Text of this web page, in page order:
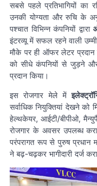
सबसे पहले प्रतिभागियों का
उनकी योग्यता और रुचि के
पश्चात विभिन्न कंपनियों द्वारा
इंटरव्यू में सफल रहने वाली
मौके पर ही ऑफर लेटर प्रदान
को सीधे कंपनियों से जुड़ने और
प्रदान किया।
इस रोजगार मेले में
सर्वाधिक नियुक्तियां देखने को
हेल्थकेयर, आईटी/बीपीओ,
रोजगार के अवसर उपलब्ध
परंपरागत रूप से पुरुष प्रधान
ने बढ़-चढ़कर भागीदारी दर्ज